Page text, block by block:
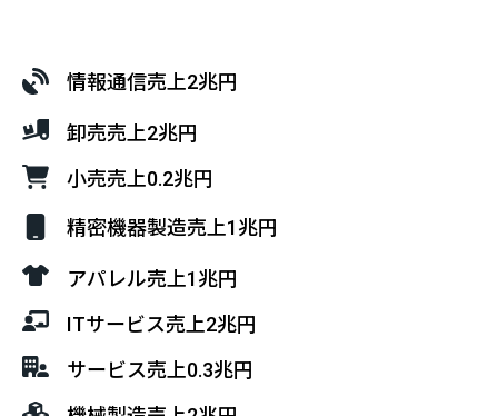
情報通信​売上2兆円
卸売​売上2兆円
小売​売上0.2兆円
精密機器製造​売上1兆円​
アパレル​売上1兆円
ITサービス​売上2兆円
サービス​売上0.3兆円